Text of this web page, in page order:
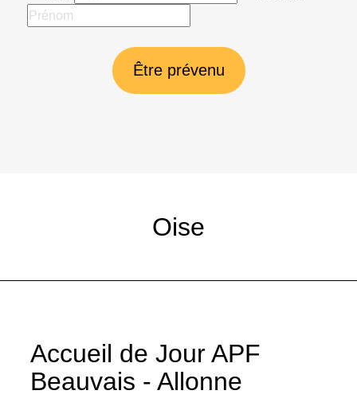
Être prévenu
Oise
Accueil de Jour APF
Beauvais - Allonne